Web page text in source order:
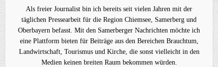
Als freier Journalist bin ich bereits seit vielen Jahren mit der
täglichen Pressearbeit für die Region Chiemsee, Samerberg und
Oberbayern befasst. Mit den Samerberger Nachrichten möchte ich
eine Plattform bieten für Beiträge aus den Bereichen Brauchtum,
Landwirtschaft, Tourismus und Kirche, die sonst vielleicht in den
Medien keinen breiten Raum bekommen würden.